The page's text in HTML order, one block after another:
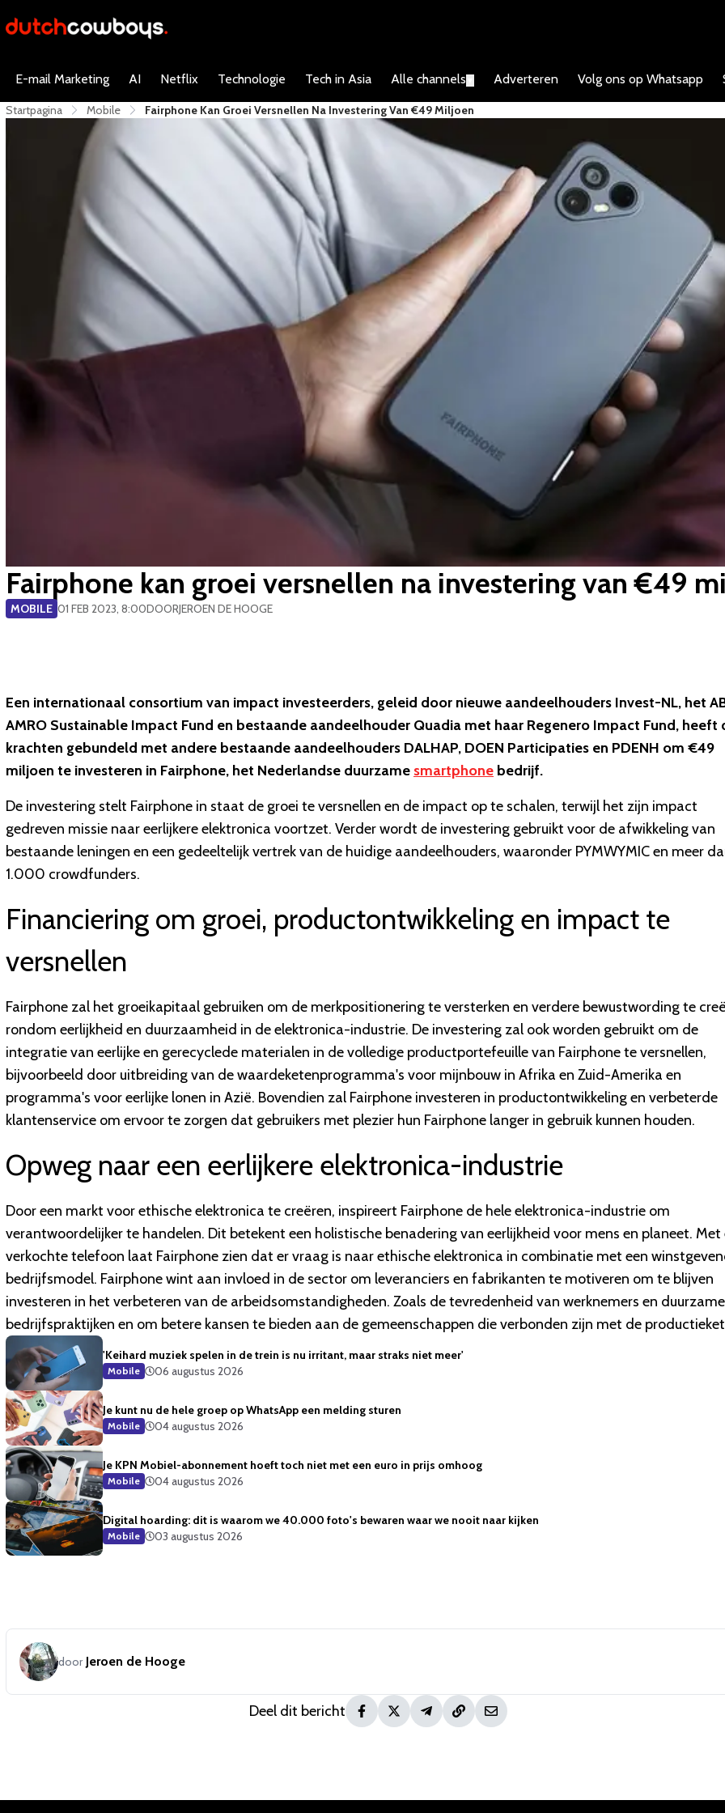
E-mail Marketing AI Netflix Technologie Tech in Asia Alle channels Adverteren Volg ons op Whatsapp
Startpagina Mobile Fairphone Kan Groei Versnellen Na Investering Van €49 Miljoen
Fairphone kan groei versnellen na investering van €49
MOBILE 01 FEB 2023, 8:00DOORJEROEN DE HOOGE
Een internationaal consortium van impact investeerders, geleid door nieuwe aandeelhouders Invest-NL, het
AMRO Sustainable Impact Fund en bestaande aandeelhouder Quadia met haar Regenero Impact Fund, heeft
krachten gebundeld met andere bestaande aandeelhouders DALHAP, DOEN Participaties en PDENH om €49
miljoen te investeren in Fairphone, het Nederlandse duurzame smartphone bedrijf.
De investering stelt Fairphone in staat de groei te versnellen en de impact op te schalen, terwijl het zijn impact
gedreven missie naar eerlijkere elektronica voortzet. Verder wordt de investering gebruikt voor de afwikkeling van
bestaande leningen en een gedeeltelijk vertrek van de huidige aandeelhouders, waaronder PYMWYMIC en meer
1.000 crowdfunders.
Financiering om groei, productontwikkeling en impact te
versnellen
Fairphone zal het groeikapitaal gebruiken om de merkpositionering te versterken en verdere bewustwording te
rondom eerlijkheid en duurzaamheid in de elektronica-industrie. De investering zal ook worden gebruikt om de
integratie van eerlijke en gerecyclede materialen in de volledige productportefeuille van Fairphone te versnellen,
bijvoorbeeld door uitbreiding van de waardeketenprogramma's voor mijnbouw in Afrika en Zuid-Amerika en
programma's voor eerlijke lonen in Azië. Bovendien zal Fairphone investeren in productontwikkeling en verbeterde
klantenservice om ervoor te zorgen dat gebruikers met plezier hun Fairphone langer in gebruik kunnen houden.
Opweg naar een eerlijkere elektronica-industrie
Door een markt voor ethische elektronica te creëren, inspireert Fairphone de hele elektronica-industrie om
verantwoordelijker te handelen. Dit betekent een holistische benadering van eerlijkheid voor mens en planeet. Met
verkochte telefoon laat Fairphone zien dat er vraag is naar ethische elektronica in combinatie met een
bedrijfsmodel. Fairphone wint aan invloed in de sector om leveranciers en fabrikanten te motiveren om te blijven
investeren in het verbeteren van de arbeidsomstandigheden. Zoals de tevredenheid van werknemers en duurzame
bedrijfspraktijken en om betere kansen te bieden aan de gemeenschappen die verbonden zijn met de
'Keihard muziek spelen in de trein is nu irritant, maar straks niet meer'
Mobile 06 augustus 2026
Je kunt nu de hele groep op WhatsApp een melding sturen
Mobile 04 augustus 2026
Je KPN Mobiel-abonnement hoeft toch niet met een euro in prijs omhoog
Mobile 04 augustus 2026
Digital hoarding: dit is waarom we 40.000 foto's bewaren waar we nooit naar kijken
Mobile 03 augustus 2026
door Jeroen de Hooge
Deel dit bericht